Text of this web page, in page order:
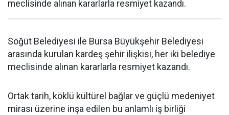
meclisinde alınan kararlarla resmiyet kazandı.
Söğüt Belediyesi ile Bursa Büyükşehir Belediyesi
arasında kurulan kardeş şehir ilişkisi, her iki belediye
meclisinde alınan kararlarla resmiyet kazandı.
Ortak tarih, köklü kültürel bağlar ve güçlü medeniyet
mirası üzerine inşa edilen bu anlamlı iş birliği